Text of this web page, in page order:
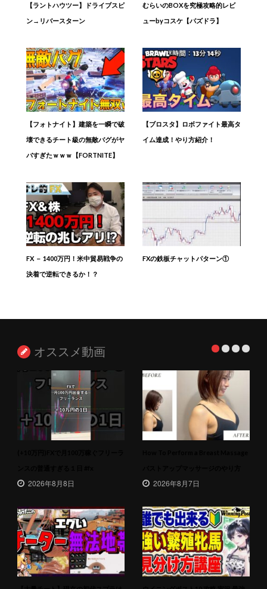
【ラントハウツー】ドライブスピ
ン→リバースターン
むらいのBOXを究極攻略的レビ
ューbyコスケ【パズドラ】
【フォトナイト】建築を一瞬で破
壊できるチート級の無敵バグがヤ
バすぎたｗｗｗ【FORTNITE】
【ブロスタ】ロボファイト最高タ
イム達成！やり方紹介！
FX － 1400万円！米中貿易戦争の
決着で逆転できるか！？
FXの鉄板チャットパターン①
オススメ動画
2026年8月8日 2026年8月7日